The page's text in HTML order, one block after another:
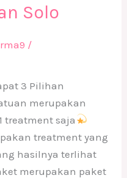
Solo
/
3 Pilihan
merupakan
treatment saja
treatment yang
hasilnya terlihat
merupakan paket